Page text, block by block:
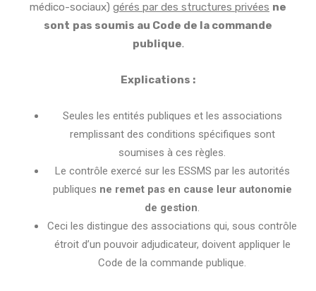
médico-sociaux) gérés par des structures privées ne
sont pas soumis au Code de la commande
publique.
Explications :
Seules les entités publiques et les associations
remplissant des conditions spécifiques sont
soumises à ces règles.
Le contrôle exercé sur les ESSMS par les autorités
publiques ne remet pas en cause leur autonomie
de gestion.
Ceci les distingue des associations qui, sous contrôle
étroit d’un pouvoir adjudicateur, doivent appliquer le
Code de la commande publique.